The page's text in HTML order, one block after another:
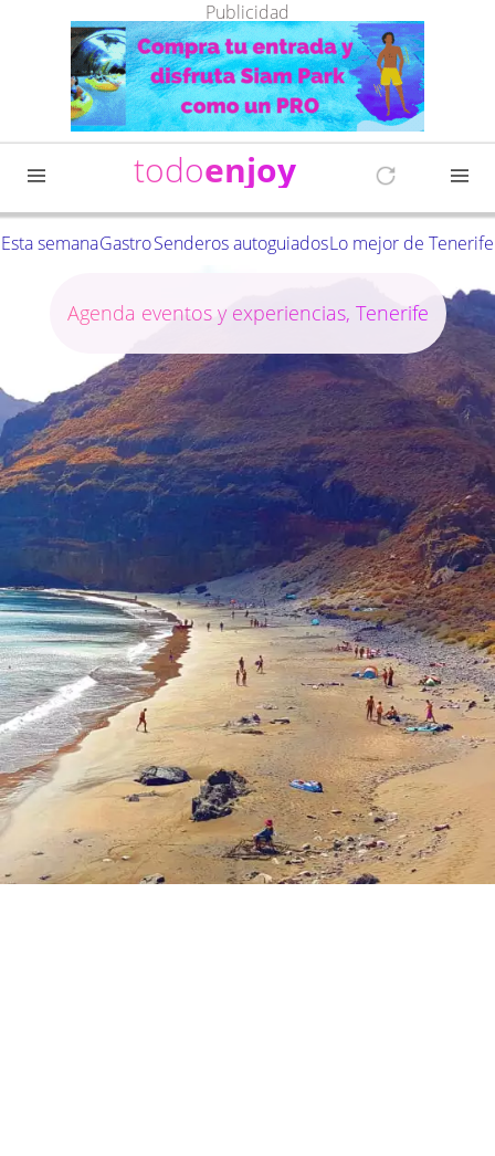
Publicidad
todoenjoy
Esta semanaGastroSenderos autoguiadosLo mejor de Tenerife
Agenda eventos y experiencias, Tenerife